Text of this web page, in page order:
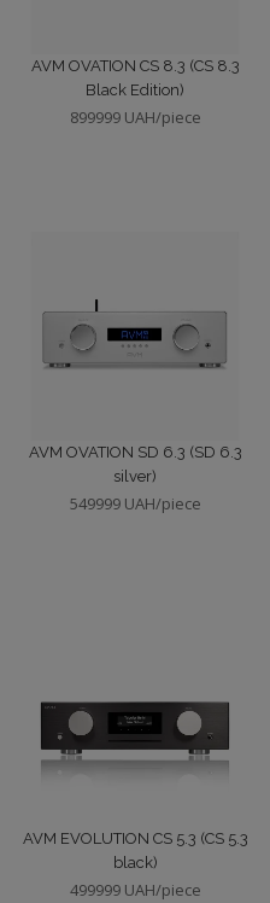
Фонокорректоры
Midi-системы класса Hi-Fi
Картридж МС
Микросистемы
JVC
Leica
Lexicon
Manger
Mark Levinson
AVM OVATION CS 8.3 (CS 8.3
Black Edition)
899999 UAH/piece
AVM OVATION SD 6.3 (SD 6.3
silver)
549999 UAH/piece
AVM EVOLUTION CS 5.3 (CS 5.3
black)
499999 UAH/piece